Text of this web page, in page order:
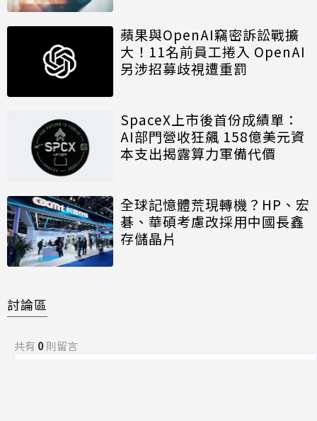
蘋果與OpenAI竊密訴訟戰擴
大！11名前員工捲入 OpenAI
另涉招募歧視遭重罰
SpaceX上市後首份成績單：
AI部門營收狂飆 158億美元資
本支出揭露算力軍備代價
全球記憶體荒現轉機？HP、宏
碁、華碩考慮改採用中國長鑫
存儲晶片
討論區
共有 0則留言